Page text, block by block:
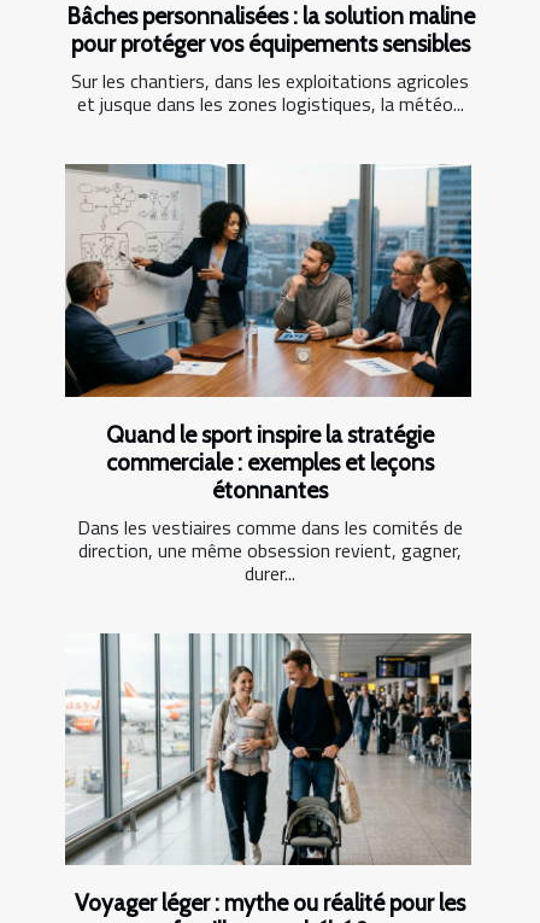
Bâches personnalisées : la solution maline
pour protéger vos équipements sensibles
Sur les chantiers, dans les exploitations agricoles
et jusque dans les zones logistiques, la météo...
Quand le sport inspire la stratégie
commerciale : exemples et leçons
étonnantes
Dans les vestiaires comme dans les comités de
direction, une même obsession revient, gagner,
durer...
Voyager léger : mythe ou réalité pour les